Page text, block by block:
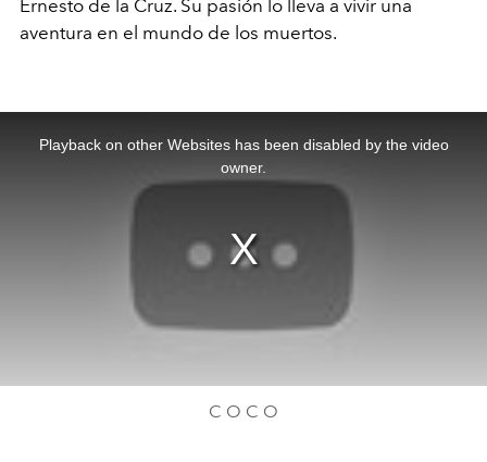
Ernesto de la Cruz. Su pasión lo lleva a vivir una
aventura en el mundo de los muertos.
Playback on other Websites has been disabled by the video
owner.
C O C O